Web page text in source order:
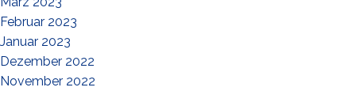
Februar 2023
Januar 2023
Dezember 2022
November 2022